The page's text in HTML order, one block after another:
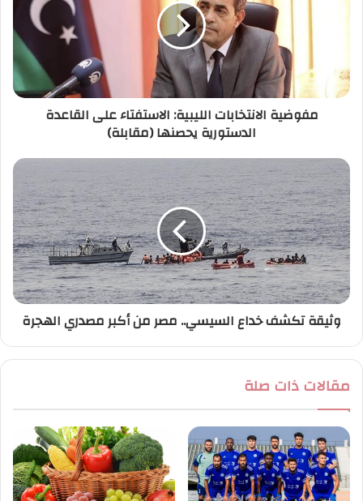
ت
ر
مفوضية الانتخابات الليبية: الاستفتاء على القاعدة
الدستورية يحصنها (مقابلة)
وثيقة تكشف خداع السيسي.. مصر من أكبر مصدري الهجرة
مقالات ذات صلة